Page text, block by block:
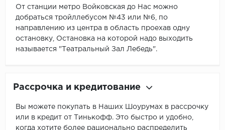
От станции метро Войковская до Нас можно
добраться тройллебусом №43 или №6, по
направлению из центра в область проехав одну
остановку, Остановка на которой надо выходить
называется "Театральный Зал Лебедь".
Рассрочка и кредитование
Вы можете покупать в Наших Шоурумах в рассрочку
или в кредит от Тинькофф. Это быстро и удобно,
когда хотите более рационально распределить